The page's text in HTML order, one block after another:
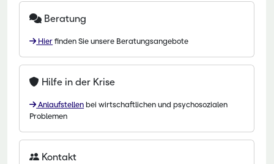
Beratung
Hier finden Sie unsere Beratungsangebote
Hilfe in der Krise
Anlaufstellen bei wirtschaftlichen und psychosozialen
Problemen
Kontakt